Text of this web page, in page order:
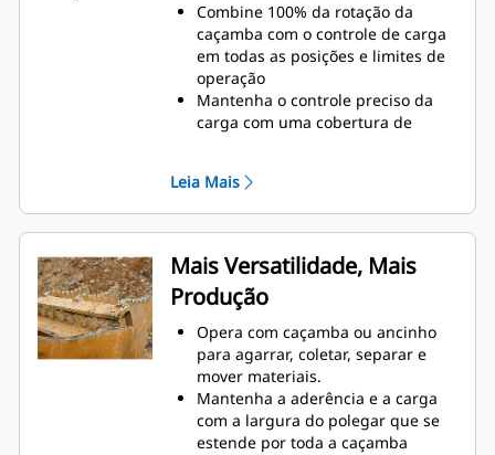
Combine 100% da rotação da
caçamba com o controle de carga
em todas as posições e limites de
operação
Mantenha o controle preciso da
carga com uma cobertura de
Conclua tarefas abaixo do nível,
verticais ou em áreas confinadas
com facilidade. Construir altos
muros de pedra e carregar
caminhões com laterais altas são
exemplos de quando o controle de
carga em altura é crítico.
Aumente a produtividade da
máquina desde a escavação até a
movimentação de materiais
Leia Mais
Mais Versatilidade, Mais
Produção
Opera com caçamba ou ancinho
para agarrar, coletar, separar e
mover materiais.
Mantenha a aderência e a carga
com a largura do polegar que se
estende por toda a caçamba